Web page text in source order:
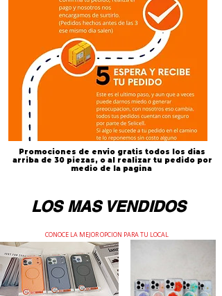
Promociones de envio gratis todos los dias
arriba de 30 piezas, o al realizar tu pedido por
medio de la pagina
LOS MAS VENDIDOS
CONOCE LA MEJOR OPCION PARA TU LOCAL